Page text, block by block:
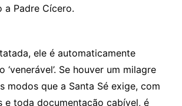
a Padre Cícero.
ele é automaticamente
‘venerável’. Se houver um milagre
modos que a Santa Sé exige, com
e toda documentação cabível, é